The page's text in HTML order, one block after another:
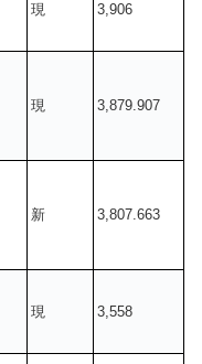
現 3,906
現 3,879.907
新 3,807.663
現 3,558